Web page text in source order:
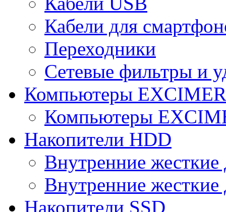
Кабели для
Переходники
Сетевые фильтры и
Компьютеры
Компьютеры
Накопители HDD
Внутренние
Внутренние
Накопители SSD